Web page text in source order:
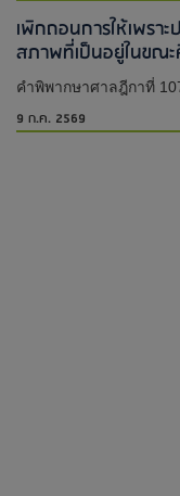
เพิกถอนการให้เพร
สภาพที่เป็นอยู่ในขณ
คำพิพากษาศาลฎีกาที่
9 ก.ค. 2569